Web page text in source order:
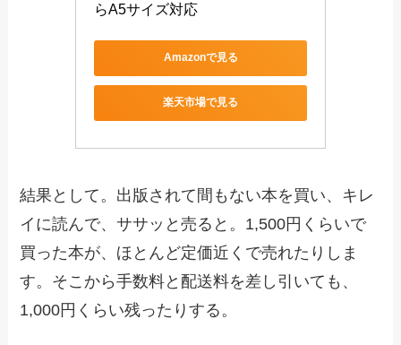
らA5サイズ対応
Amazonで見る
楽天市場で見る
結果として。出版されて間もない本を買い、キレ
イに読んで、ササッと売ると。1,500円くらいで
買った本が、ほとんど定価近くで売れたりしま
す。そこから手数料と配送料を差し引いても、
1,000円くらい残ったりする。